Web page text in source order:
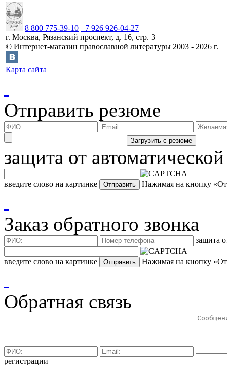
8 800 775-39-10 +7 926 926-04-27
г. Москва, Рязанский проспект, д. 16, стр. 3
© Интернет-магазин православной литературы 2003 - 2026 г.
Карта сайта
Отправить резюме
защита от
введите слово на картинке Нажимая на кнопку
Заказ обратного звонка
защита
введите слово на картинке Нажимая на кнопку
Обратная связь
регистрации